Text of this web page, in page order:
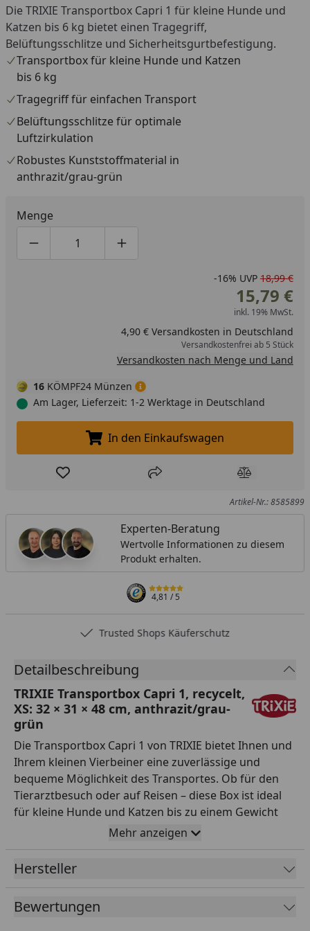
Die TRIXIE Transportbox Capri 1 für kleine Hunde und
Katzen bis 6 kg bietet einen Tragegriff,
Belüftungsschlitze und Sicherheitsgurtbefestigung.
Transportbox für kleine Hunde und Katzen
bis 6 kg
Tragegriff für einfachen Transport
Belüftungsschlitze für optimale
Luftzirkulation
Robustes Kunststoffmaterial in
anthrazit/grau-grün
Menge
Produktmenge um eins verringern
Produktmenge manuell eingeben
Produktmenge um eins erhöhen
-16% UVP 18,99 €
15,79 €
inkl. 19% MwSt.
4,90 € Versandkosten in Deutschland
Versandkostenfrei ab 5 Stück
Versandkosten nach Menge und Land
16 KÖMPF24 Münzen
Am Lager, Lieferzeit: 1-2 Werktage in Deutschland
In den Einkaufswagen legen
In den Einkaufswagen
Produkt zur Wunschliste hinzufügen
Teilen Produkt
Artikel-Nr.: 8585899
Experten-Beratung
Wertvolle Informationen zu diesem
Produkt erhalten.
4,81/ 5
Trusted Shops Käuferschutz
Detailbeschreibung
TRIXIE Transportbox Capri 1, recycelt,
XS: 32 × 31 × 48 cm, anthrazit/grau-
grün
Die Transportbox Capri 1 von TRIXIE bietet Ihnen und
Ihrem kleinen Vierbeiner eine zuverlässige und
bequeme Möglichkeit des Transportes. Ob für den
Tierarztbesuch oder auf Reisen – diese Box ist ideal
für kleine Hunde und Katzen bis zu einem Gewicht
von 6 kg. Sie begeistert durch einen praktischen
die für Frischluft sorgen. Das langlebige
Kunststoffmaterial in der ansprechenden
nicht nur funktional, sondern auch optisch
Mehr anzeigen
Hersteller
Bewertungen